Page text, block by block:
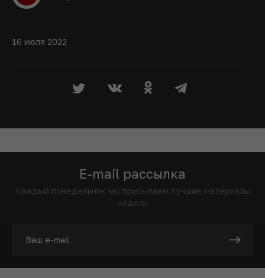
16 июля 2022
E-mail рассылка
Каждый понедельник мы присылаем лучшие материалы
недели